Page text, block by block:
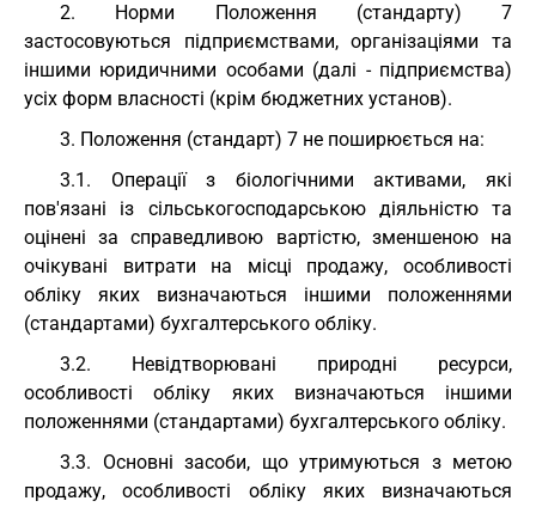
2. Норми Положення (стандарту) 7
застосовуються підприємствами, організаціями та
іншими юридичними особами (далі - підприємства)
усіх форм власності (крім бюджетних установ).
3. Положення (стандарт) 7 не поширюється на:
3.1. Операції з біологічними активами, які
пов'язані із сільськогосподарською діяльністю та
оцінені за справедливою вартістю, зменшеною на
очікувані витрати на місці продажу, особливості
обліку яких визначаються іншими положеннями
(стандартами) бухгалтерського обліку.
3.2. Невідтворювані природні ресурси,
особливості обліку яких визначаються іншими
положеннями (стандартами) бухгалтерського обліку.
3.3. Основні засоби, що утримуються з метою
продажу, особливості обліку яких визначаються